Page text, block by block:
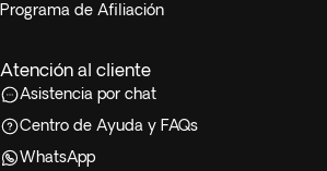
Programa de Afiliación
Atención al cliente
Asistencia por chat
Centro de Ayuda y FAQs
WhatsApp